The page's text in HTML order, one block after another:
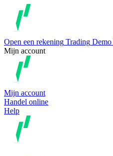
Open een rekening Trading Demo
Mijn account
Mijn account
Handel online
Help